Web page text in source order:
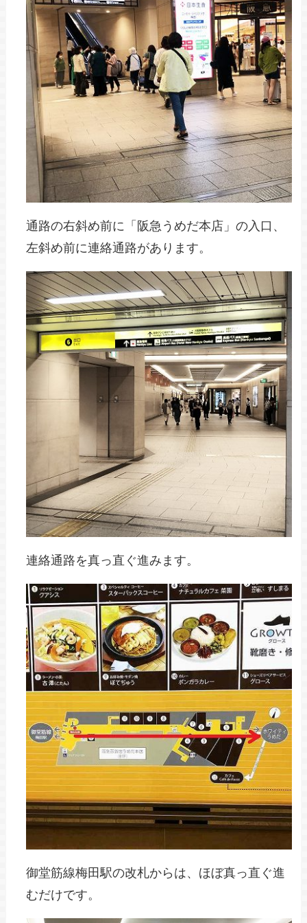
通路の右斜め前に「阪急うめだ本店」の入口、
左斜め前に連絡通路があります。
連絡通路を真っ直ぐ進みます。
御堂筋線梅田駅の改札からは、ほぼ真っ直ぐ進
むだけです。